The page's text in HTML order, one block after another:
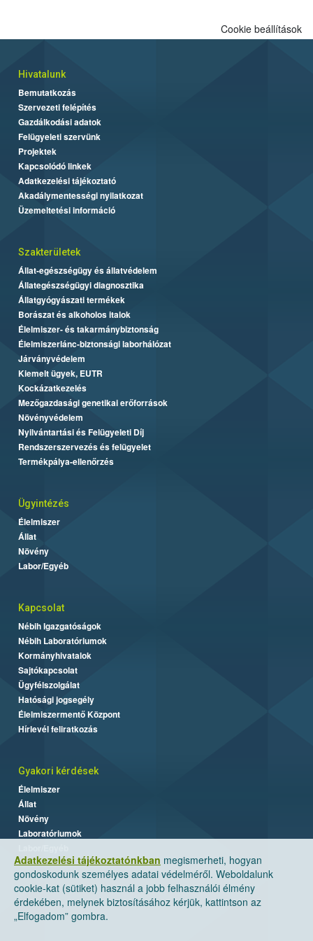
Adatkezelési tájékoztatónkban megismerheti, hogyan
gondoskodunk személyes adatai védelméről. Weboldalunk
cookie-kat (sütiket) használ a jobb felhasználói élmény
érdekében, melynek biztosításához kérjük, kattintson az
„Elfogadom” gombra.
Cookie beállítások
Hivatalunk
Bemutatkozás
Szervezeti felépítés
Gazdálkodási adatok
Felügyeleti szervünk
Projektek
Kapcsolódó linkek
Adatkezelési tájékoztató
Akadálymentességi nyilatkozat
Üzemeltetési információ
Szakterületek
Állat-egészségügy és állatvédelem
Állategészségügyi diagnosztika
Állatgyógyászati termékek
Borászat és alkoholos italok
Élelmiszer- és takarmánybiztonság
Élelmiszerlánc-biztonsági laborhálózat
Járványvédelem
Kiemelt ügyek, EUTR
Kockázatkezelés
Mezőgazdasági genetikai erőforrások
Növényvédelem
Nyilvántartási és Felügyeleti Díj
Rendszerszervezés és felügyelet
Termékpálya-ellenőrzés
Ügyintézés
Élelmiszer
Állat
Növény
Labor/Egyéb
Kapcsolat
Nébih Igazgatóságok
Nébih Laboratóriumok
Kormányhivatalok
Sajtókapcsolat
Ügyfélszolgálat
Hatósági jogsegély
Élelmiszermentő Központ
Hírlevél feliratkozás
Gyakori kérdések
Élelmiszer
Állat
Növény
Laboratóriumok